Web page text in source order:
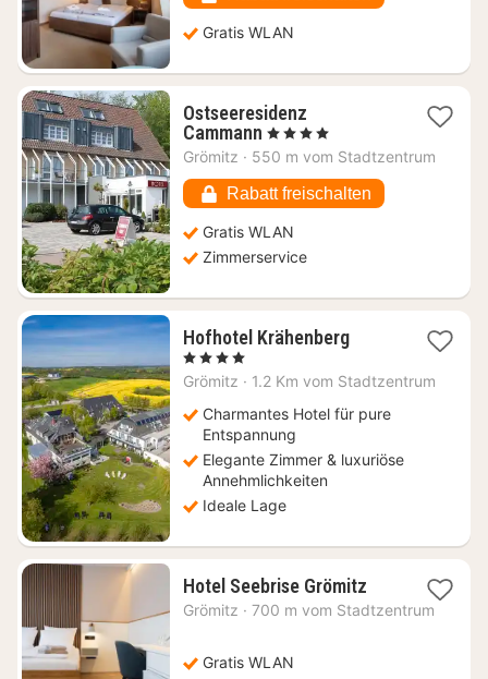
€
Gratis WLAN
Ostseeresidenz
Cammann 1
Nacht
159,73
€
, 4 Sterne
Grömitz · 550 m vom Stadtzentrum
Rabatt freischalten
Gratis WLAN
Zimmerservice
Hofhotel Krähenberg1
ab
€
, 4 Sterne
Grömitz · 1.2 Km vom Stadtzentrum
Charmantes Hotel für pure
Entspannung
Elegante Zimmer & luxuriöse
Annehmlichkeiten
Ideale Lage
Hotel Seebrise Grömitz1
Nacht
Grömitz · 700 m vom Stadtzentrum
Gratis WLAN